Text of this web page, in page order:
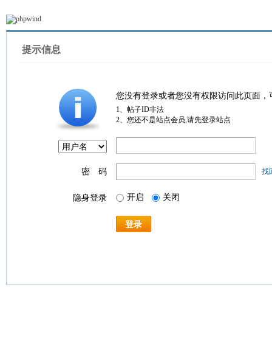
提示信息
您没有登录或者您没有权限访问此页面
1、帖子ID非法
2、您还不是站点会员,请先登录站点
密 码 找
隐身登录 开启 关闭
登录